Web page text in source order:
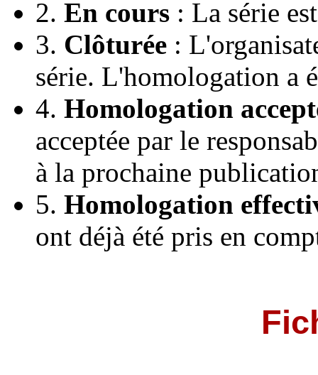
2. En cours : La série
3. Clôturée :
série. L'homologation a
4. Homologation
acceptée par le
à la prochaine
5. Homologation
ont déjà été pris en